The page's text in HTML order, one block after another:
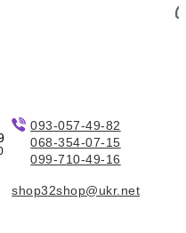
093-057-49-82
068-354-07-15
099-710-49-16
shop32shop@ukr.net